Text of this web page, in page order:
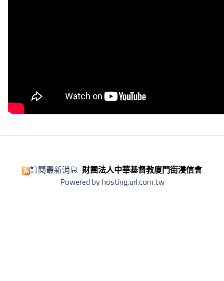
訂閱最新消息 財團法人中華基督教廈門街浸信會
Powered by hosting.url.com.tw